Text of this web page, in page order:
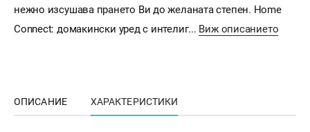
нежно изсушава прането Ви до желаната степен. Home
Connect: домакински уред с интелиг... Виж описанието
ОПИСАНИЕ ХАРАКТЕРИСТИКИ